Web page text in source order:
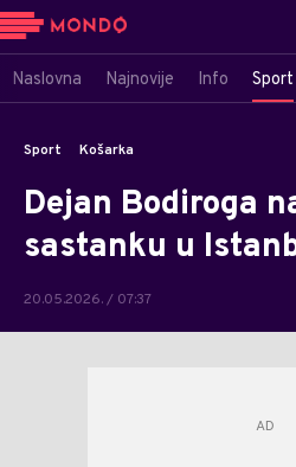
Naslovna Najnovije Info Sport
Sport Košarka
Dejan Bodiroga
sastanku u
20.05.2026. / 07:37